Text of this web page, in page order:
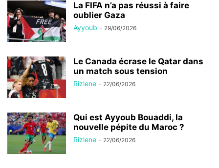
La FIFA n’a pas réussi à faire
oublier Gaza
Ayyoub - 29/06/2026
Le Canada écrase le Qatar dans
un match sous tension
Rizlene - 22/06/2026
Qui est Ayyoub Bouaddi, la
nouvelle pépite du Maroc ?
Rizlene - 22/06/2026